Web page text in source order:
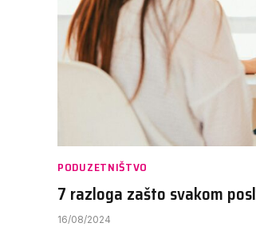
PODUZETNIŠTVO
7 razloga zašto svakom
16/08/2024